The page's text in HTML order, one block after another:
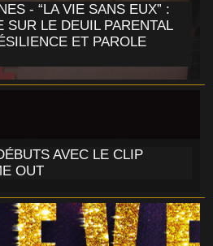
- “LA VIE SANS EUX” :
SUR LE DEUIL PARENTAL
ET PAROLE
AVEC LE CLIP
OUT